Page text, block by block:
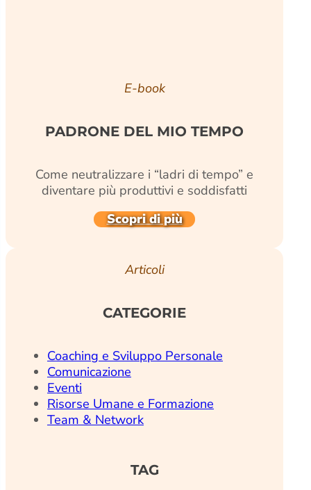
E-book
PADRONE DEL MIO TEMPO
Come neutralizzare i “ladri di tempo” e
diventare più produttivi e soddisfatti
Scopri di più
Articoli
CATEGORIE
Coaching e Sviluppo Personale
Comunicazione
Eventi
Risorse Umane e Formazione
Team & Network
TAG